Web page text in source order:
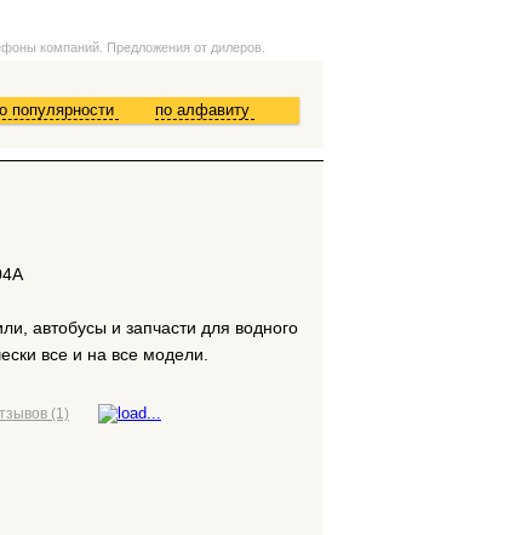
компаний. Предложения от дилеров.
по алфавиту
популярности
автобусы и запчасти для водного
все и на все модели.
(1)